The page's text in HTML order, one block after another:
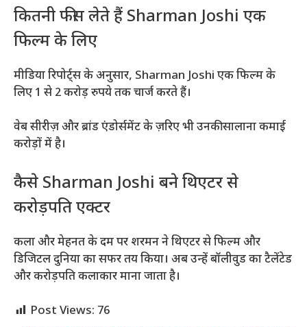
कितनी फीस लेते हैं Sharman Joshi एक
फिल्म के लिए
मीडिया रिपोर्ट्स के अनुसार, Sharman Joshi एक फिल्म के
लिए 1 से 2 करोड़ रुपये तक चार्ज करते हैं।
वेब सीरीज़ और ब्रांड एंडोर्समेंट के ज़रिए भी उनकी सालाना कमाई
करोड़ों में है।
कैसे Sharman Joshi बने थिएटर से
करोड़पति एक्टर
कला और मेहनत के दम पर शरमन ने थिएटर से फिल्म और
डिजिटल दुनिया का सफर तय किया। अब उन्हें बॉलीवुड का टैलेंटेड
और करोड़पति कलाकार माना जाता है।
Post Views: 76